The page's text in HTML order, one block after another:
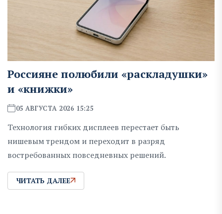
Россияне полюбили «раскладушки»
и «книжки»
05 АВГУСТА 2026 15:25
Технология гибких дисплеев перестает быть
нишевым трендом и переходит в разряд
востребованных повседневных решений.
ЧИТАТЬ ДАЛЕЕ